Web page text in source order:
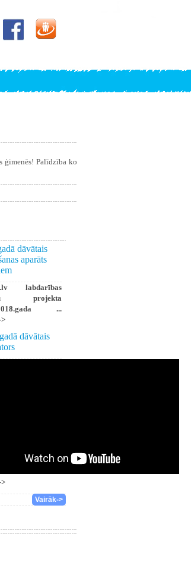
ģimenēs! Palīdzība ko
dāvātais
aparāts
labdarības
projekta
2018.gada ...
dāvātais
Vairāk->